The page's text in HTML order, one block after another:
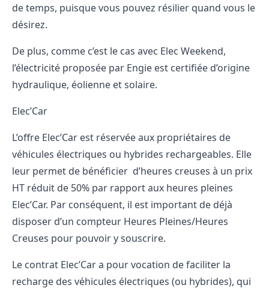
de temps, puisque vous pouvez résilier quand vous le
désirez.
De plus, comme c’est le cas avec Elec Weekend,
l’électricité proposée par Engie est certifiée d’origine
hydraulique, éolienne et solaire.
Elec’Car
L’offre Elec’Car est réservée aux propriétaires de
véhicules électriques ou hybrides rechargeables. Elle
leur permet de bénéficier d’heures creuses à un prix
HT réduit de 50% par rapport aux heures pleines
Elec’Car. Par conséquent, il est important de déjà
disposer d’un compteur Heures Pleines/Heures
Creuses pour pouvoir y souscrire.
Le contrat Elec’Car a pour vocation de faciliter la
recharge des véhicules électriques (ou hybrides), qui